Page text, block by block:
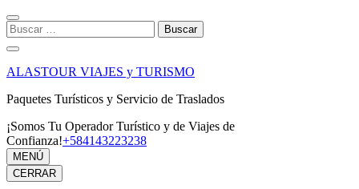
Saltar
al
contenido
(presiona
la
Intro)
Buscar:
ALASTOUR VIAJES y TURISMO
Paquetes Turísticos y Servicio de Traslados
¡Somos Tu Operador Turístico y de Viajes de
Confianza!+584143223238
MENÚ
CERRAR